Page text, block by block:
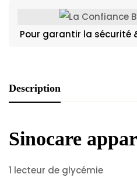
Pour garantir la sécurité
Description
Sinocare
1 lecteur de glycémie